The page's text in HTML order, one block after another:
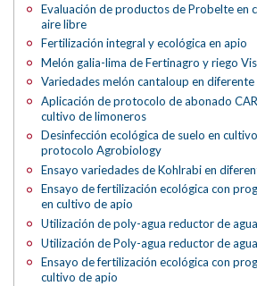
Evaluación de productos de Probelte en
aire libre
Fertilización integral y ecológica en apio
Melón galia-lima de Fertinagro y riego
Variedades melón cantaloup en
Aplicación de protocolo de abonado
cultivo de limoneros
Desinfección ecológica de suelo en
protocolo Agrobiology
Ensayo variedades de Kohlrabi en
Ensayo de fertilización ecológica con
en cultivo de apio
Utilización de poly-agua reductor de
Utilización de Poly-agua reductor de
Ensayo de fertilización ecológica con
cultivo de apio